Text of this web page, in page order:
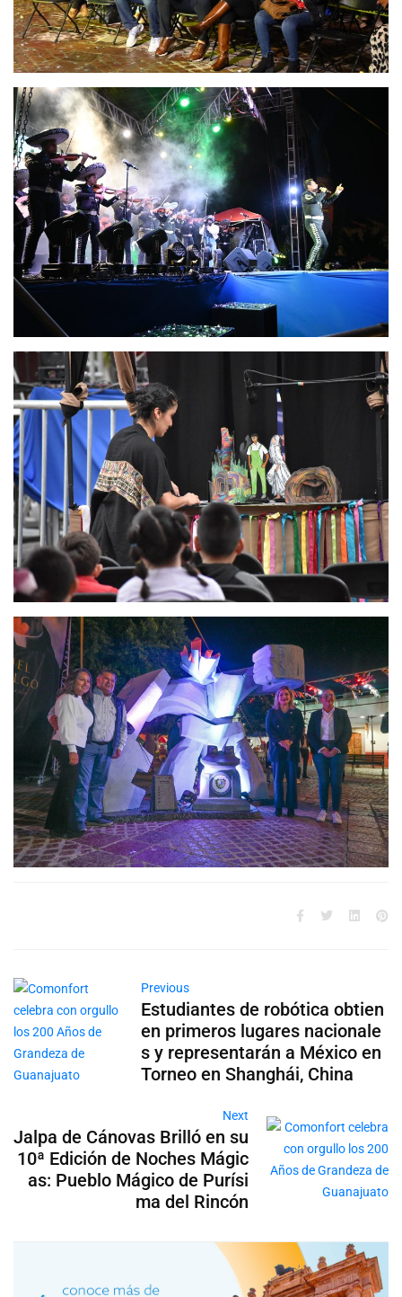
Previous
Estudiantes de robótica obtien
en primeros lugares nacionale
s y representarán a México en
Torneo en Shanghái, China
Next
Jalpa de Cánovas Brilló en su
10ª Edición de Noches Mágic
as: Pueblo Mágico de Purísi
ma del Rincón